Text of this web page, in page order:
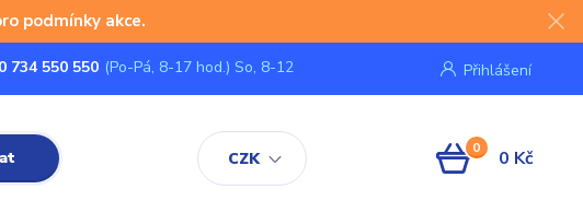
podmínky akce.
CZK
Přihlášení
734 550 550 (Po-Pá, 8-17 hod.) So, 8-12
0 0 Kč